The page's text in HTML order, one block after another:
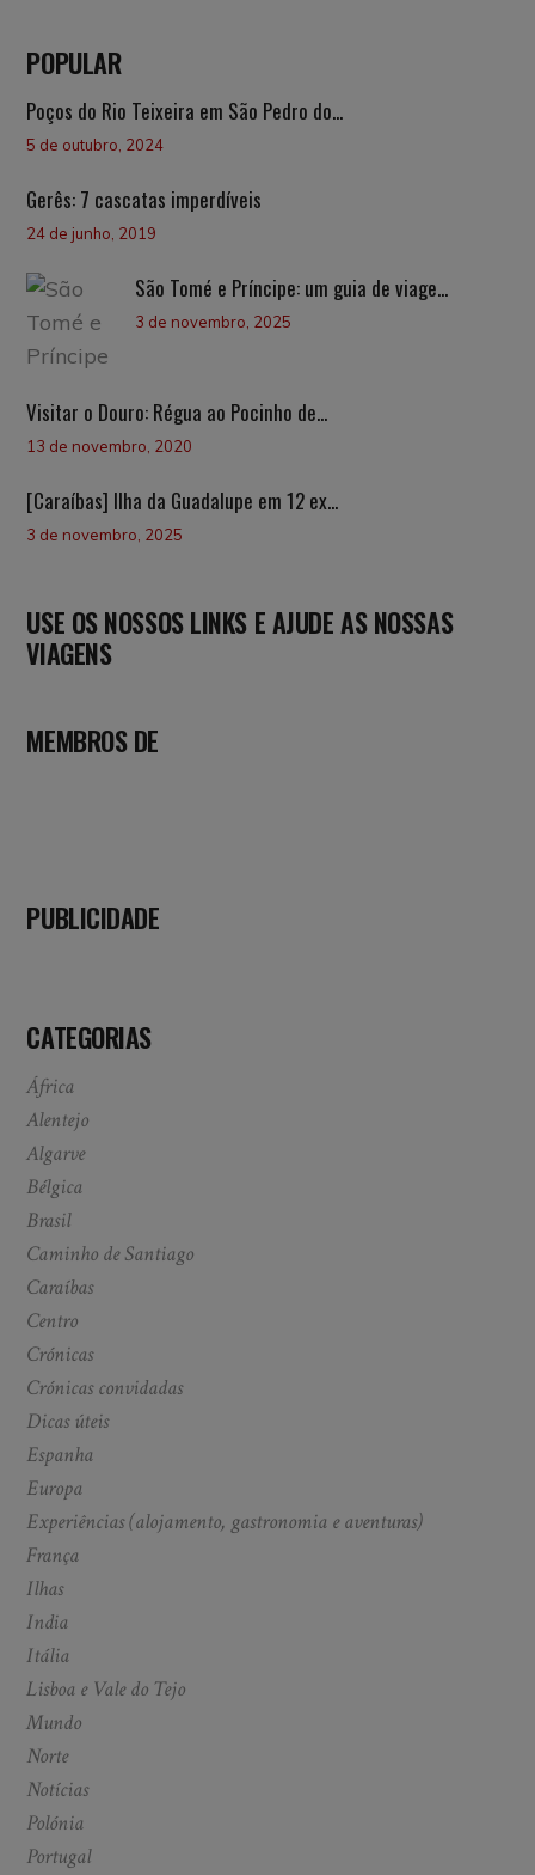
POPULAR
Poços do Rio Teixeira em São Pedro do...
5 de outubro, 2024
Gerês: 7 cascatas imperdíveis
24 de junho, 2019
São Tomé e Príncipe: um guia de viage...
3 de novembro, 2025
Visitar o Douro: Régua ao Pocinho de...
13 de novembro, 2020
[Caraíbas] Ilha da Guadalupe em 12 ex...
3 de novembro, 2025
USE OS NOSSOS LINKS E AJUDE AS NOSSAS
VIAGENS
MEMBROS DE
PUBLICIDADE
CATEGORIAS
África
Alentejo
Algarve
Bélgica
Brasil
Caminho de Santiago
Caraíbas
Centro
Crónicas
Crónicas convidadas
Dicas úteis
Espanha
Europa
Experiências (alojamento, gastronomia e aventuras)
França
Ilhas
India
Itália
Lisboa e Vale do Tejo
Mundo
Norte
Notícias
Polónia
Portugal